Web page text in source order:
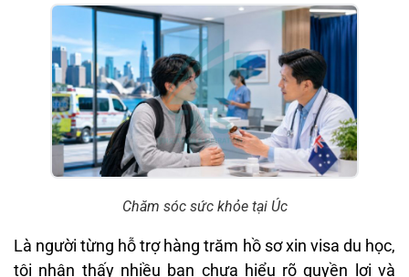
Chăm sóc sức khỏe tại Úc
Là người từng hỗ trợ hàng trăm hồ sơ xin visa du học,
tôi nhận thấy nhiều bạn chưa hiểu rõ quyền lợi và